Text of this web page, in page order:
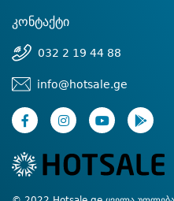
კონტაქტი
032 2 19 44 88
info@hotsale.ge